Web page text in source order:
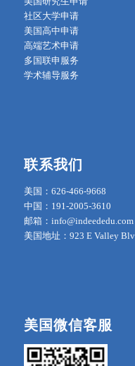
社区大学申请
美国高中申请
高端艺术申请
多国联申服务
学术辅导服务
联系我们
美国：626-466-9668
中国：191-2005-3610
邮箱：info@indeededu.com
美国地址：923 E Valley
美国微信客服